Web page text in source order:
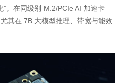
。在同级别 M.2/PCIe AI 加速卡
其在 7B 大模型推理、带宽与能效